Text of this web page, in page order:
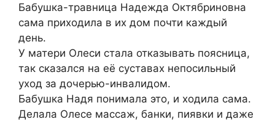
Бабушка-травница Надежда Октябриновна
сама приходила в их дом почти каждый
день.
У матери Олеси стала отказывать поясница,
так сказался на её суставах непосильный
уход за дочерью-инвалидом.
Бабушка Надя понимала это, и ходила сама.
Делала Олесе массаж, банки, пиявки и даже